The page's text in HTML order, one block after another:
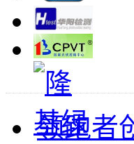
领跑者